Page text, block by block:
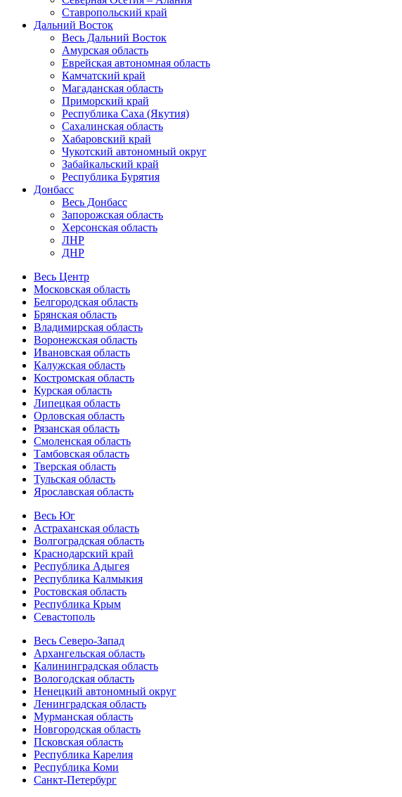
Ставропольский край
Дальний Восток
Весь Дальний Восток
Амурская область
Еврейская автономная область
Камчатский край
Магаданская область
Приморский край
Республика Саха (Якутия)
Сахалинская область
Хабаровский край
Чукотский автономный округ
Забайкальский край
Республика Бурятия
Донбасс
Весь Донбасс
Запорожская область
Херсонская область
ЛНР
ДНР
Весь Центр
Московская область
Белгородская область
Брянская область
Владимирская область
Воронежская область
Ивановская область
Калужская область
Костромская область
Курская область
Липецкая область
Орловская область
Рязанская область
Смоленская область
Тамбовская область
Тверская область
Тульская область
Ярославская область
Весь Юг
Астраханская область
Волгоградская область
Краснодарский край
Республика Адыгея
Республика Калмыкия
Ростовская область
Республика Крым
Севастополь
Весь Северо-Запад
Архангельская область
Калининградская область
Вологодская область
Ненецкий автономный округ
Ленинградская область
Мурманская область
Новгородская область
Псковская область
Республика Карелия
Республика Коми
Санкт-Петербург